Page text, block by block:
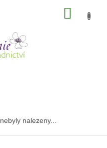
nebyly nalezeny...